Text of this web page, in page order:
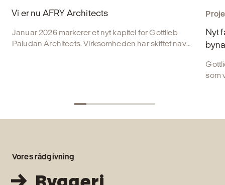
Vi er nu AFRY Architects
Januar 2026 markerer et nyt kapitel for Gottlieb
Paludan Architects. Virksomheden har skiftet navn
Nyt
som
Vores rådgivning